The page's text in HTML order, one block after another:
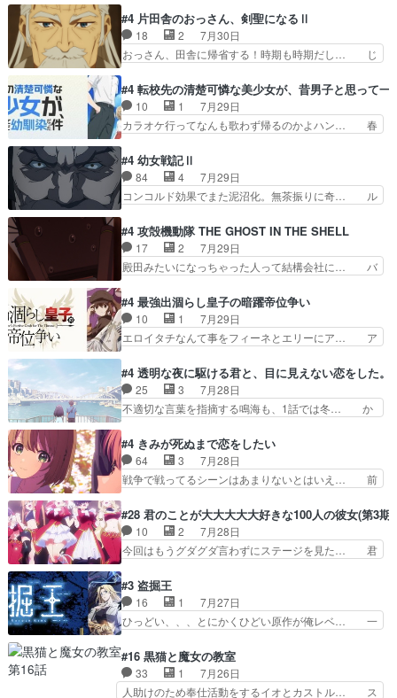
で夜の国の独裁支配を強化、… やはりヨコヤいい
ですね。昼の国が勝てる流… 役で出演いたしまし
た。次回も緊張が止まり…
なゲームも相手が強すぎるとやる気無く… テー
マ：テスト勉強と大会感想は、美緒がテ… すげー
ーーーーーーーー良い……。女性声優… 深夜の格
ゲー対戦よりテストの方がよっぽど… 真剣に授業
ストに向けて勉強会！美緒ちゃ… 受験勉強と戦闘
の2択なら戦闘を選ぶ娘w美… 勉強嫌いでバトル
を選ぶって、ひぐらしの沙…
#4 片田舎のおっさん、剣聖になるⅡ
18 2
7月30日
おっさん、田舎に帰省する！時期も時期だし… じ
れない爺さんには夢が詰まってると思う… クル
ニ、ヘンブリッツ、ミュイと一緒におっ… 帰省、
お供ヒロインはクルニ。順番的には確… 父親から
手紙が来た。サーベルボアの退治の… ここでヘン
家に帰ることに・ベリルはミュ… おっさんの親と
なるとお爺ちゃんだよね孫扱… ・ベリル、実家に
帰ることに・ベリルはミュ…
#4 転校先の清楚可憐な美少女が、昔男子と思って一
10 1
7月29日
カラオケ行ってなんも歌わず帰るのかよハン… 春
やらあの女優さんが春希のお母さんのよ… 春希ち
ゃん姫ちゃんに野菜の子も凄え可愛い… 隼人くん
のスマホを買いに行ってたけど完全… 第４話を
U-NEXTで視聴しました。視聴… スマホを買うた
見始めてたけどなんだかん… いきなりシリアス展
開ぶち込んでくるじゃん… 春希の家庭事情は複
雑。食事とか隼人が親身…
#4 幼女戦記Ⅱ
84 4
7月29日
コンコルド効果でまた泥沼化。無茶振りに奇… ル
グを更新しました!!宜しければ、是非… 計画通り
にはいかないね笑やり遂げた(ほぼ… 今回もター
ニャに不都合なことがあったりし… 白髪の男性が
語った家族を失った喪無感が、… 連邦に対して有
油を注ぐターニャの勝利軍… 犠牲を払っても良い
ならお前たちが前線へ行… 戦闘がアッサリし過ぎ
じゃない？戦争がメイ…
#4 攻殻機動隊 THE GHOST IN THE SHELL
17 2
7月29日
殿田みたいになっちゃった人って結構会社に… バ
見た目もうただのロボでしかないんだよ… 俺らの
汗拭きそりゃいやだろwwバトー＆ト… イノセン
スの元となった回だけど、ガイノイ… アダム・リ
ンクやジェイムスン(教授)型サ… アンドロイドも
センスの土台になったエピ… コミカルなのにも慣
れてきました。１話でし… ロボットの反乱は今と
なっては良くある話し…
#4 最強出涸らし皇子の暗躍帝位争い
10 1
7月29日
エロイタチなんて事をフィーネとエリーにア… ア
スターを呼ぶ笛？黒幕は狩猟祭とは関係… 平凡な
少女に見える眼鏡w眼鏡属性は持ち合… 神アニ
メ、ケテーイ！「騎士狩猟祭、前夜の… フィーネ
がアルノルトに活躍してもらいたが… 第４話を
とフィーネの２度目のデート出… マジできな臭い
ぞ帝位争い。姉からの刺客を… ふぃーねと町の様
子を見に行ったら町中で窃…
#4 透明な夜に駆ける君と、目に見えない恋をした。
25 3
7月28日
不適切な言葉を指摘する鳴海も、1話では冬… か
接していいのかわからず戸惑うかけるも… 盲目だ
と相手の表情も分からないからどう思… 今期のバ
ックナンバーみたいなOPアニメ。… 初デートで
冬月を笑わせようとする姿も冬月… 特に大きな事
を笑わせようとする姿も冬月… 3話までは主人公
がどうでもいいことでずっ… 花火購入に浅草へ…
行き当たりばったり訪問…
#4 きみが死ぬまで恋をしたい
64 3
7月28日
戦争で戦ってるシーンはあまりないとはいえ… 前
の存在で揺らぐ14クラス約束された死… ミミの
秘密をあっさり受け入れたのは拍子抜… 蘇生魔法
って下衆い国なら進退窮まったら手… 蘇生魔法ヤ
バイけどミミいなかったら詰んで… アニメオタク
うございました！アリとセイ… ごめん、そういう
話がしたい作品じゃないの… 第４話感想：その口
止め効果あるかな？ミミ…
#28 君のことが大大大大大好きな100人の彼女(第3期)
10 2
7月28日
今回はもうグダグダ言わずにステージを見た… 君
カノ版ラブライブ！？こういうのは人… 俺、みん
なのレッスン動画をDVDが焼きき… アナウンス
役で出演いたしましたみんなのア… 恋太郎ファミ
リーがガチでアイドルに挑戦！… ギャグギャグし
カノGirlfrien… 『アイドル伝説恋太郎ファミリ
ー』にて「ア… 安木路佐ウル子役で出演いたしま
したクォリ…
#3 盗掘王
16 1
7月27日
ひっどい、、、とにかくひどい原作が俺レベ… 一
美咲さんと言えば幼女！アイマスの市原… 遼河は
目的の為には人命も軽視するタイプの… 4つのス
キルが揃う。広い墓を捜索中、遼河… 村正はそん
#16 黒猫と魔女の教室
33 1
7月26日
人助けのため奉仕活動をするイオとカストル… ス